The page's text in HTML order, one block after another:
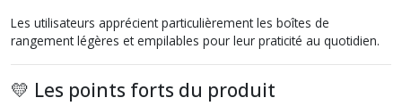
Les utilisateurs apprécient particulièrement les boîtes de
rangement légères et empilables pour leur praticité au quotidien.
💛 Les points forts du produit